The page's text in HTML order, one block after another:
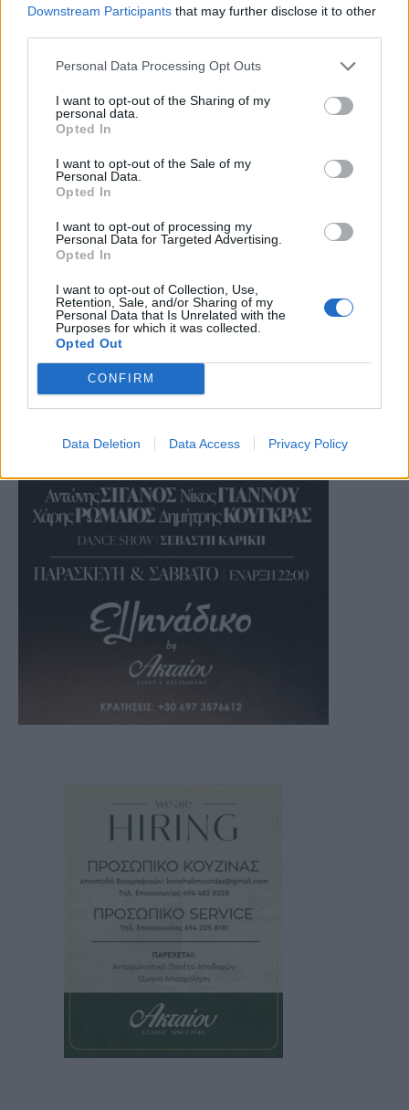
Downstream Participants that may further disclose it to other
Personal Data Processing Opt Outs
I want to opt-out of the Sharing of my
personal data.
Opted In
I want to opt-out of the Sale of my
Personal Data.
Opted In
I want to opt-out of processing my
Personal Data for Targeted Advertising.
Opted In
I want to opt-out of Collection, Use,
Retention, Sale, and/or Sharing of my
Personal Data that Is Unrelated with the
Purposes for which it was collected.
Opted Out
CONFIRM
Data Deletion Data Access Privacy Policy